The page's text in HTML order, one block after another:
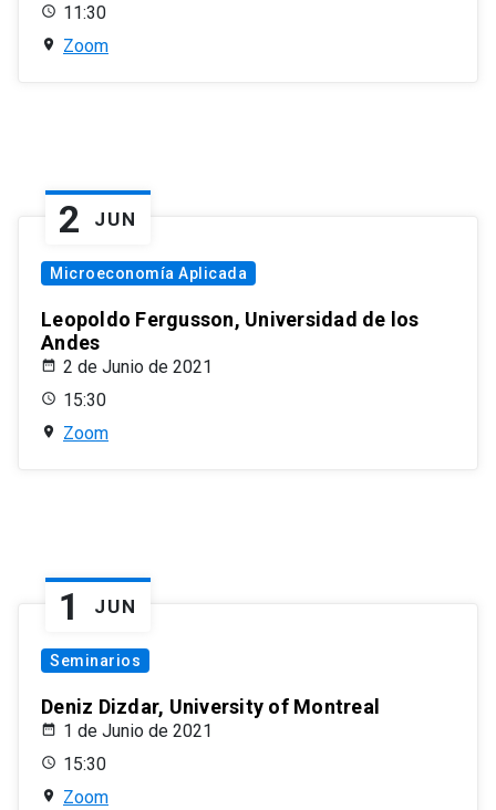
11:30
Zoom
2 JUN
Microeconomía Aplicada
Leopoldo Fergusson, Universidad de los
Andes
2 de Junio de 2021
15:30
Zoom
1 JUN
Seminarios
Deniz Dizdar, University of Montreal
1 de Junio de 2021
15:30
Zoom